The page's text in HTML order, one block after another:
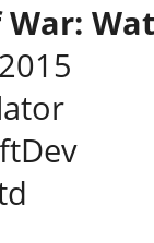
War: